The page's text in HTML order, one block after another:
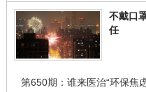
不戴口
任
第650期：谁来医治“环保焦